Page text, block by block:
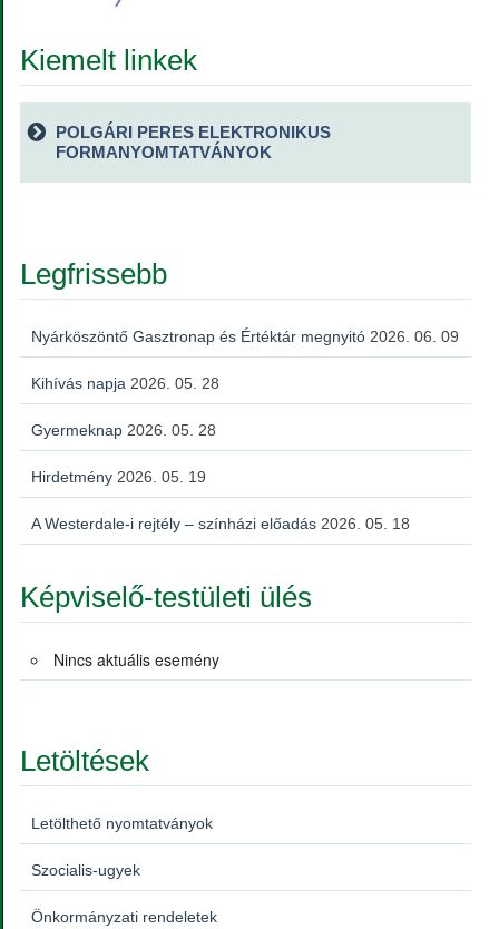
Kiemelt linkek
POLGÁRI PERES ELEKTRONIKUS
FORMANYOMTATVÁNYOK
Legfrissebb
Nyárköszöntő Gasztronap és Értéktár megnyitó 2026. 06. 09
Kihívás napja 2026. 05. 28
Gyermeknap 2026. 05. 28
Hirdetmény 2026. 05. 19
A Westerdale-i rejtély – színházi előadás 2026. 05. 18
Képviselő-testületi ülés
Nincs aktuális esemény
Letöltések
Letölthető nyomtatványok
Szocialis-ugyek
Önkormányzati rendeletek